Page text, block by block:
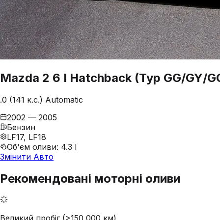
Mazda 2 6 I Hatchback (Typ GG/GY/
.0 (141 к.с.) Automatic
2002 — 2005
Бензин
LF17, LF18
Об'єм оливи: 4.3 l
Змінити Авто
Рекомендовані моторні оливи